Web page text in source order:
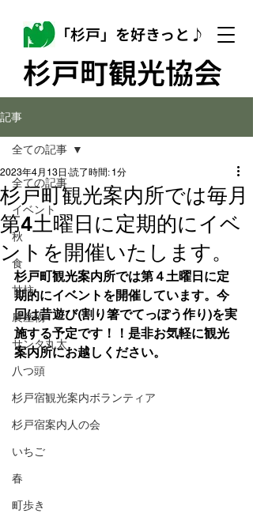
「杉戸」を好きっと♪
杉戸町観光協会
記事
全ての記事
イベント
秋
食
甘柿
農産物
サンタ丸太
八つ頭
杉戸宿観光案内ボランティア
杉戸宿案内人の会
いちご
春
町歩き
全ての記事
杉戸町観光案内所では毎月
第4土曜日に定期的にイベ
ントを開催いたします。
2023年4月13日 読了時間: 1分
杉戸町観光案内所では第４土曜日に定
期的にイベントを開催しています。今
回は昔遊び(割り箸でてっぽう作り)を実
施する予定です！！是非お気軽に観光
案内所にお越しください。